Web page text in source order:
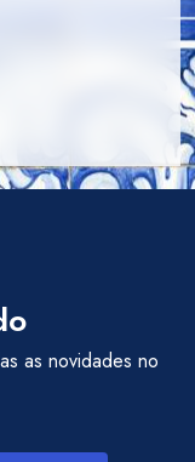
as novidades no